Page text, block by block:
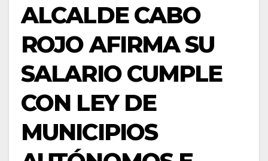
ALCALDE CABO
ROJO AFIRMA SU
SALARIO CUMPLE
CON LEY DE
MUNICIPIOS